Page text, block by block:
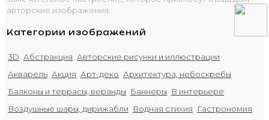
авторские изображения.
Категории изображений
3D Абстракция Авторские рисунки и иллюстрации
Акварель Акция Арт-деко Архитектура, небоскребы
Балконы и террасы, веранды
Баннеры
В интерьере
Воздушные шары, дирижабли
Водная стихия
Гастрономия